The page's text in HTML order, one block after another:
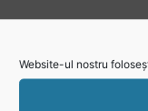
Website-ul nostru